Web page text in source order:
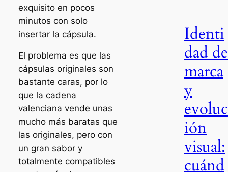
exquisito en pocos
minutos con solo
insertar la cápsula.
El problema es que las
cápsulas originales son
bastante caras, por lo
que la cadena
valenciana vende unas
mucho más baratas que
las originales, pero con
un gran sabor y
totalmente compatibles
Identi
dad de
marca
y
evoluc
ión
visual:
cuánd